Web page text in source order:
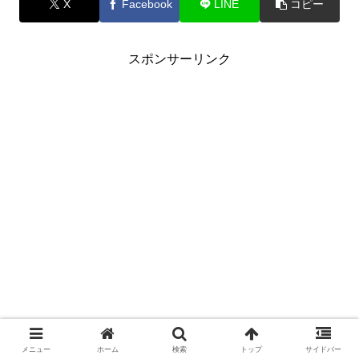
X Facebook LINE コピー
スポンサーリンク
メニュー ホーム 検索 トップ サイドバー